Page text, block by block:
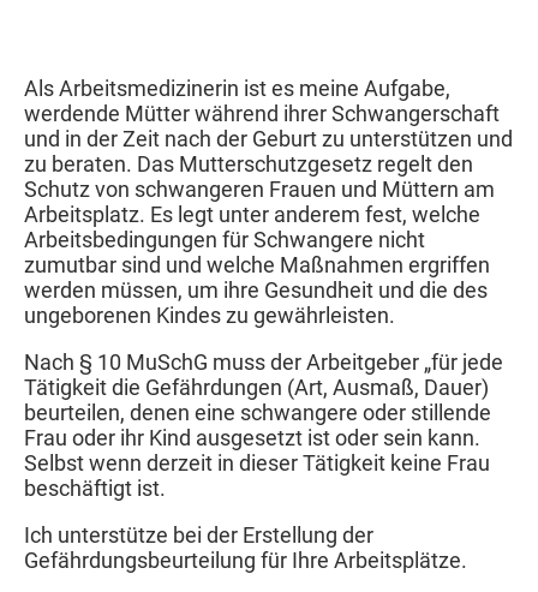
Als Arbeitsmedizinerin ist es meine Aufgabe,
werdende Mütter während ihrer Schwangerschaft
und in der Zeit nach der Geburt zu unterstützen und
zu beraten. Das Mutterschutzgesetz regelt den
Schutz von schwangeren Frauen und Müttern am
Arbeitsplatz. Es legt unter anderem fest, welche
Arbeitsbedingungen für Schwangere nicht
zumutbar sind und welche Maßnahmen ergriffen
werden müssen, um ihre Gesundheit und die des
ungeborenen Kindes zu gewährleisten.
Nach § 10 MuSchG muss der Arbeitgeber „für jede
Tätigkeit die Gefährdungen (Art, Ausmaß, Dauer)
beurteilen, denen eine schwangere oder stillende
Frau oder ihr Kind ausgesetzt ist oder sein kann.
Selbst wenn derzeit in dieser Tätigkeit keine Frau
beschäftigt ist.
Ich unterstütze bei der Erstellung der
Gefährdungsbeurteilung für Ihre Arbeitsplätze.